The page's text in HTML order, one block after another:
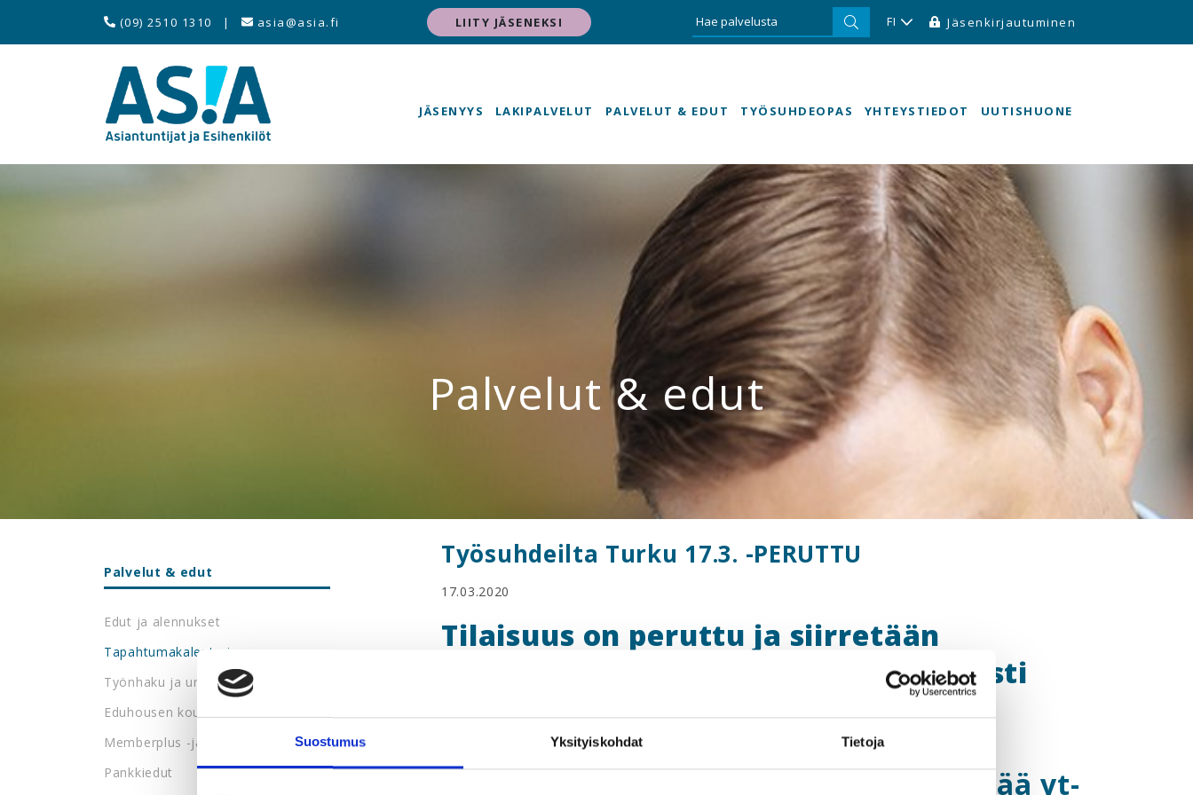
Suostumus Yksityiskohdat Tietoja
(09) 2510 1310 | asia@asia.fi LIITY JÄSENEKSI FI Jäsenkirjautuminen
JÄSENYYS LAKIPALVELUT PALVELUT & EDUT TYÖSUHDEOPAS YHTEYSTIEDOT UUTISHUONE
Palvelut & edut
Palvelut & edut
Edut ja alennukset
Tapahtumakalenteri
Työnhaku ja urapalvelut
Eduhousen koulutukset
Memberplus -jäsenetupalvelu
Pankkiedut
Työsuhdeilta Turku 17.3. -PERUTTU
17.03.2020
Tilaisuus on peruttu ja siirretään
parempaan ajankohtaan mahdollisesti
syksylle 2020.
Työsuhdeilta: Mitä jokaisen pitäisi tietää yt-